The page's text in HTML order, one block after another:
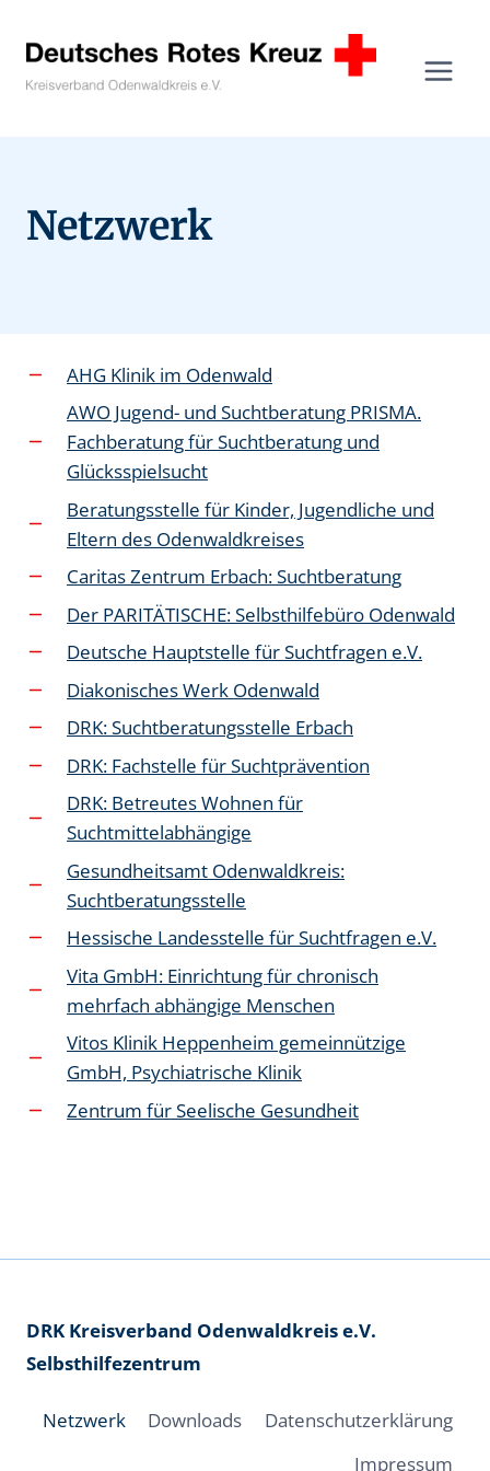
Inhalt
springen
Netzwerk
AHG Klinik im Odenwald
AWO Jugend- und Suchtberatung PRISMA.
Fachberatung für Suchtberatung und
Glücksspielsucht
Beratungsstelle für Kinder, Jugendliche und
Eltern des Odenwaldkreises
Caritas Zentrum Erbach: Suchtberatung
Der PARITÄTISCHE: Selbsthilfebüro Odenwald
Deutsche Hauptstelle für Suchtfragen e.V.
Diakonisches Werk Odenwald
DRK: Suchtberatungsstelle Erbach
DRK: Fachstelle für Suchtprävention
DRK: Betreutes Wohnen für
Suchtmittelabhängige
Gesundheitsamt Odenwaldkreis:
Suchtberatungsstelle
Hessische Landesstelle für Suchtfragen e.V.
Vita GmbH: Einrichtung für chronisch
mehrfach abhängige Menschen
Vitos Klinik Heppenheim gemeinnützige
GmbH, Psychiatrische Klinik
Zentrum für Seelische Gesundheit
DRK Kreisverband Odenwaldkreis e.V.
Selbsthilfezentrum
Netzwerk Downloads
Datenschutzerklärung
Impressum